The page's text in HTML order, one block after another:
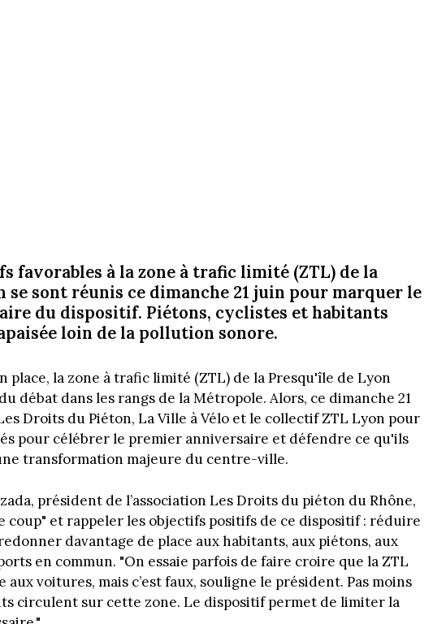
favorables à la zone à trafic limité (ZTL) de la
se sont réunis ce dimanche 21 juin pour marquer le
du dispositif. Piétons, cyclistes et habitants
loin de la pollution sonore.
place, la zone à trafic limité (ZTL) de la Presqu'île de Lyon
débat dans les rangs de la Métropole. Alors, ce dimanche 21
Droits du Piéton, La Ville à Vélo et le collectif ZTL Lyon pour
pour célébrer le premier anniversaire et défendre ce qu'ils
transformation majeure du centre-ville.
président de l’association Les Droits du piéton du Rhône,
coup" et rappeler les objectifs positifs de ce dispositif : réduire
davantage de place aux habitants, aux piétons, aux
en commun. "On essaie parfois de faire croire que la ZTL
voitures, mais c’est faux, souligne le président. Pas moins
circulent sur cette zone. Le dispositif permet de limiter la